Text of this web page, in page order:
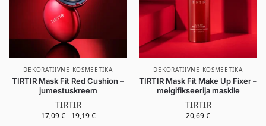
DEKORATIIVNE KOSMEETIKA
TIRTIR Mask Fit Red Cushion –
jumestuskreem
TIRTIR
17,09€ - 19,19€
DEKORATIIVNE KOSMEETIKA
TIRTIR Mask Fit Make Up Fixer –
meigifikseerija maskile
TIRTIR
20,69€